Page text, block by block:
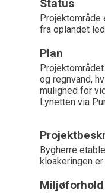
Status
Projektområde
fra oplandet
Plan
og regnvand,
mulighed for
Lynetten via
Bygherre
kloakeringen
Miljøforhold